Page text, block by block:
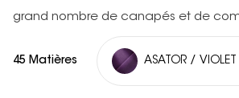
grand nombre de canapés et de
45 Matières ASATOR / VIOLET